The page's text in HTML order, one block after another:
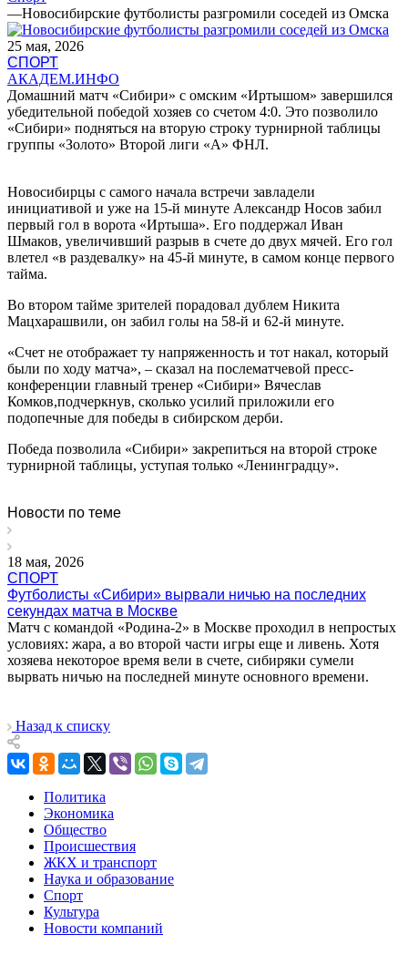
—Новосибирские футболисты разгромили соседей из Омска
25 мая, 2026
СПОРТ
АКАДЕМ.ИНФО
Домашний матч «Сибири» с омским «Иртышом» завершился
убедительной победой хозяев со счетом 4:0. Это позволило
«Сибири» подняться на вторую строку турнирной таблицы
группы «Золото» Второй лиги «А» ФНЛ.
Новосибирцы с самого начала встречи завладели
инициативой и уже на 15-й минуте Александр Носов забил
первый гол в ворота «Иртыша». Его поддержал Иван
Шмаков, увеличивший разрыв в счете до двух мячей. Его гол
влетел «в раздевалку» на 45-й минуте, в самом конце первого
тайма.
Во втором тайме зрителей порадовал дублем Никита
Мацхарашвили, он забил голы на 58-й и 62-й минуте.
«Счет не отображает ту напряженность и тот накал, который
были по ходу матча», – сказал на послематчевой пресс-
конференции главный тренер «Сибири» Вячеслав
Комков,подчеркнув, сколько усилий приложили его
подопечные для победы в сибирском дерби.
Победа позволила «Сибири» закрепиться на второй строке
турнирной таблицы, уступая только «Ленинградцу».
Новости по теме
18 мая, 2026
СПОРТ
Футболисты «Сибири» вырвали ничью на последних
секундах матча в Москве
Матч с командой «Родина-2» в Москве проходил в непростых
условиях: жара, а во второй части игры еще и ливень. Хотя
хозяева некоторое время вели в счете, сибиряки сумели
вырвать ничью на последней минуте основного времени.
Назад к списку
Политика
Экономика
Общество
Происшествия
ЖКХ и транспорт
Наука и образование
Спорт
Культура
Новости компаний